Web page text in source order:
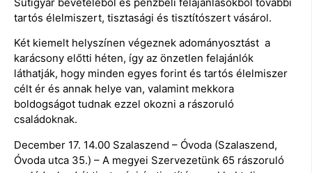
tartós élelmiszert, tisztasági és tisztítószert vásárol.
Két kiemelt helyszínen végeznek adományosztást a
karácsony előtti héten, így az önzetlen felajánlók
láthatják, hogy minden egyes forint és tartós élelmiszer
célt ér és annak helye van, valamint mekkora
boldogságot tudnak ezzel okozni a rászoruló
családoknak.
December 17. 14.00 Szalaszend – Óvoda (Szalaszend,
Óvoda utca 35.) – A megyei Szervezetünk 65 rászoruló